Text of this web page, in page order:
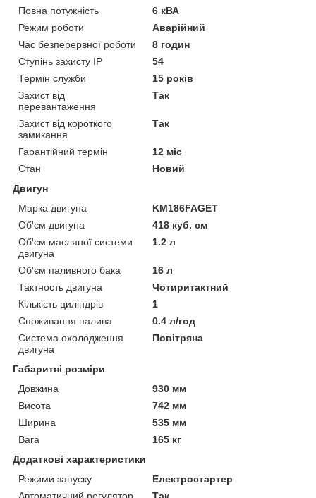
Повна потужність
6 кВА
Режим роботи
Аварійний
Час безперервної роботи
8 годин
Ступінь захисту IP
54
Термін служби
15 років
Захист від
перевантаження
Так
Захист від короткого
замикання
Так
Гарантійний термін
12 міс
Стан
Новий
Двигун
Марка двигуна
KM186FAGET
Об'єм двигуна
418 куб. см
Об'єм масляної системи
двигуна
1.2 л
Об'єм паливного бака
16 л
Тактность двигуна
Чотиритактний
Кількість циліндрів
1
Споживання палива
0.4 л/год
Система охолодження
двигуна
Повітряна
Габаритні розміри
Довжина
930 мм
Висота
742 мм
Ширина
535 мм
Вага
165 кг
Додаткові характеристики
Режими запуску
Електростартер
Автоматичний регулятор
Так